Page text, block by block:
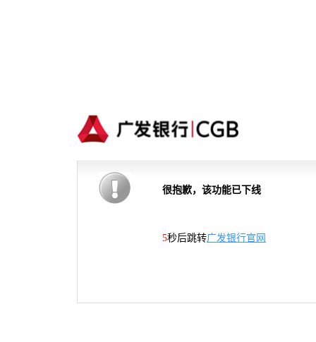
很抱歉，该功能已下线
5秒后跳转广发银行官网